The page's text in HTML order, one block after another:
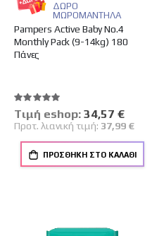
Pampers Active Baby No.4
Monthly Pack (9-14kg) 180
Πάνες
ΔΩΡΟ
ΜΩΡΟΜΑΝΤΗΛΑ
Βαθμολογία:
100%
Tιμή eshop: Ειδική
Τιμή
34,57 €
Προτ. λιανική τιμή: 37,99 €
ΠΡΟΣΘΉΚΗ ΣΤΟ ΚΑΛΆΘΙ